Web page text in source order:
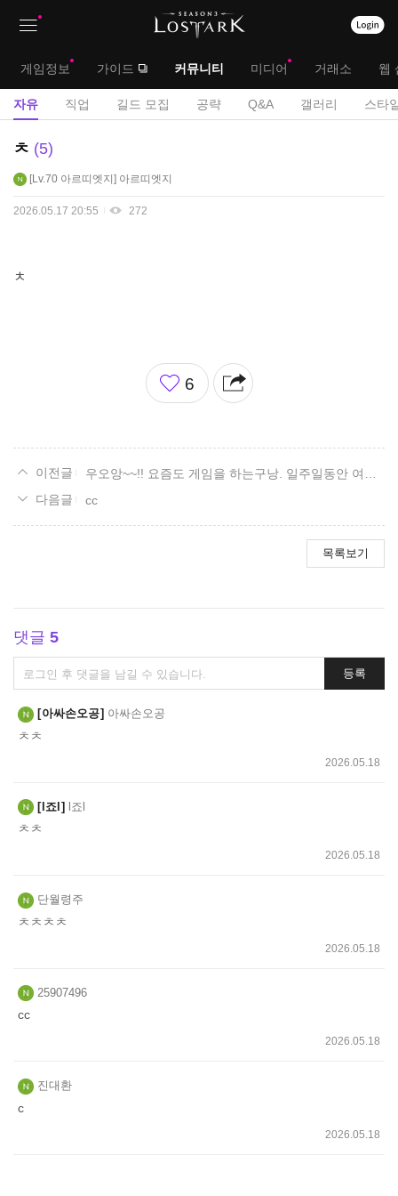
대
메
게임정보 가이드 커뮤니티 미디어 거래소 웹
서
자유 직업 길드 모집 공략 Q&A 갤러리 스타
자
게
ㅊ 5
Lv.70 아르띠엣지 아르띠엣지
2026.05.17 20:55 272
ㅊ
좋
아
6
우오앙~~!! 요즘도 게임을 하는구낭. 일주일동안 여기저기 다니다가 왔는데 자게도 이젠 사람이 없네. 근대 이게 제일 궁금 해!!
cc
목록보기
댓글 5
댓
글
쓰
기
등록
아싸손오공 아싸손오공
ㅊㅊ
2026.05.18
l죠l l죠l
ㅊㅊ
2026.05.18
단월령주
ㅊㅊㅊㅊ
2026.05.18
25907496
cc
2026.05.18
진대환
c
2026.05.18